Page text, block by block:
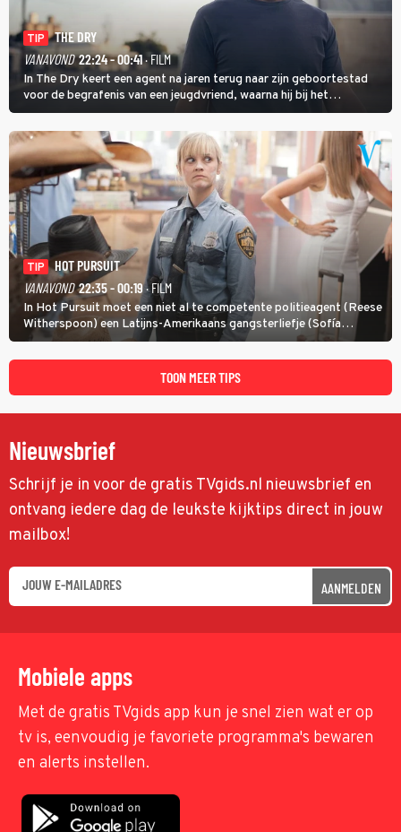
TIP
THE DRY
VANAVOND 22:24 - 00:41· FILM
In The Dry keert een agent na jaren terug naar zijn geboortestad
voor de begrafenis van een jeugdvriend, waarna hij bij het
onderzoeken van diens dood een verband begint te vermoeden
met een oude zaak.
TIP
HOT PURSUIT
VANAVOND 22:35 - 00:19· FILM
In Hot Pursuit moet een niet al te competente politieagent (Reese
Witherspoon) een Latijns-Amerikaans gangsterliefje (Sofía
Vergara) beschermen tegen corrupte agenten en moordlustige
maffiatypes.
TOON MEER TIPS
Nieuwsbrief
Schrijf je in voor de gratis TVgids.nl nieuwsbrief en
ontvang iedere dag de leukste kijktips direct in jouw
mailbox!
AANMELDEN
Mobiele apps
Met de gratis TVgids app kun je snel zien wat er op
tv is, eenvoudig je favoriete programma's bewaren
en alerts instellen.